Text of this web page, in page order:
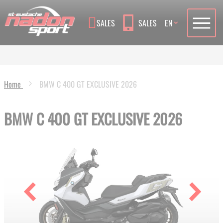
SALES SALES Language
EN
Home BMW C 400 GT EXCLUSIVE 2026
BMW C 400 GT EXCLUSIVE 2026